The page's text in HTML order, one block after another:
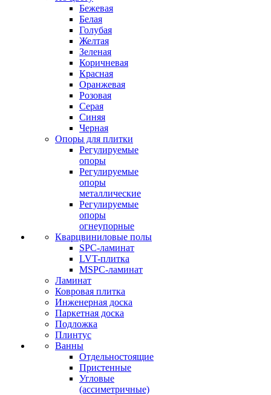
Бежевая
Белая
Голубая
Желтая
Зеленая
Коричневая
Красная
Оранжевая
Розовая
Серая
Синяя
Черная
Опоры для плитки
Регулируемые
опоры
Регулируемые
опоры
металлические
Регулируемые
опоры
огнеупорные
Кварцвиниловые полы
SPC-ламинат
LVT-плитка
MSPC-ламинат
Ламинат
Ковровая плитка
Инженерная доска
Паркетная доска
Подложка
Плинтус
Ванны
Отдельностоящие
Пристенные
Угловые
(ассиметричные)